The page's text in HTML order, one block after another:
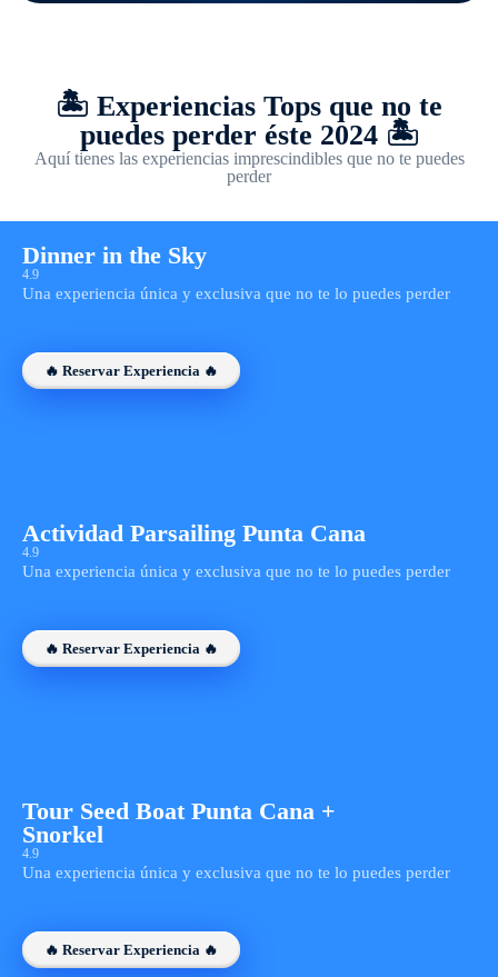
🏝️ Experiencias Tops que no te
puedes perder éste 2024 🏝️
Aquí tienes las experiencias imprescindibles que no te puedes
perder
Dinner in the Sky
4.9
Una experiencia única y exclusiva que no te lo puedes perder
🔥 Reservar Experiencia 🔥
Actividad Parsailing Punta Cana
4.9
Una experiencia única y exclusiva que no te lo puedes perder
🔥 Reservar Experiencia 🔥
Tour Seed Boat Punta Cana +
Snorkel
4.9
Una experiencia única y exclusiva que no te lo puedes perder
🔥 Reservar Experiencia 🔥